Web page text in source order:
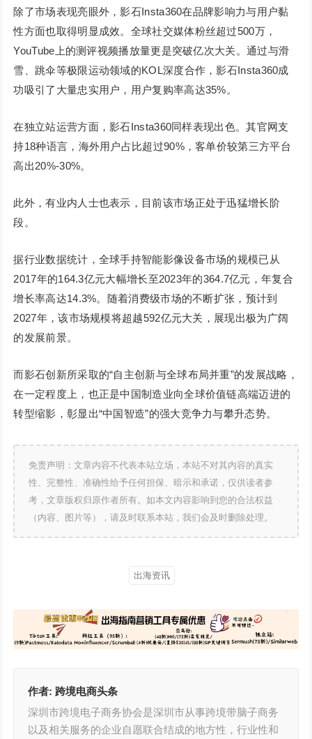
除了市场表现亮眼外，影石Insta360在品牌影响力与用户黏
性方面也取得明显成效。全球社交媒体粉丝超过500万，
YouTube上的测评视频播放量更是突破亿次大关。通过与滑
雪、跳伞等极限运动领域的KOL深度合作，影石Insta360成
功吸引了大量忠实用户，用户复购率高达35%。
在独立站运营方面，影石Insta360同样表现出色。其官网支
持18种语言，海外用户占比超过90%，客单价较第三方平台
高出20%-30%。
此外，有业内人士也表示，目前该市场正处于迅猛增长阶
段。
据行业数据统计，全球手持智能影像设备市场的规模已从
2017年的164.3亿元大幅增长至2023年的364.7亿元，年复合
增长率高达14.3%。随着消费级市场的不断扩张，预计到
2027年，该市场规模将超越592亿元大关，展现出极为广阔
的发展前景。
而影石创新所采取的“自主创新与全球布局并重”的发展战略，
在一定程度上，也正是中国制造业向全球价值链高端迈进的
转型缩影，彰显出“中国智造”的强大竞争力与攀升态势。
免责声明：文章内容不代表本站立场，本站不对其内容的真实
性、完整性、准确性给予任何担保、暗示和承诺，仅供读者参
考，文章版权归原作者所有。如本文内容影响到您的合法权益
（内容、图片等），请及时联系本站，我们会及时删除处理。
出海资讯
作者: 跨境电商头条
深圳市跨境电子商务协会是深圳市从事跨境带脑子商务
以及相关服务的企业自愿联合结成的地方性，行业性和